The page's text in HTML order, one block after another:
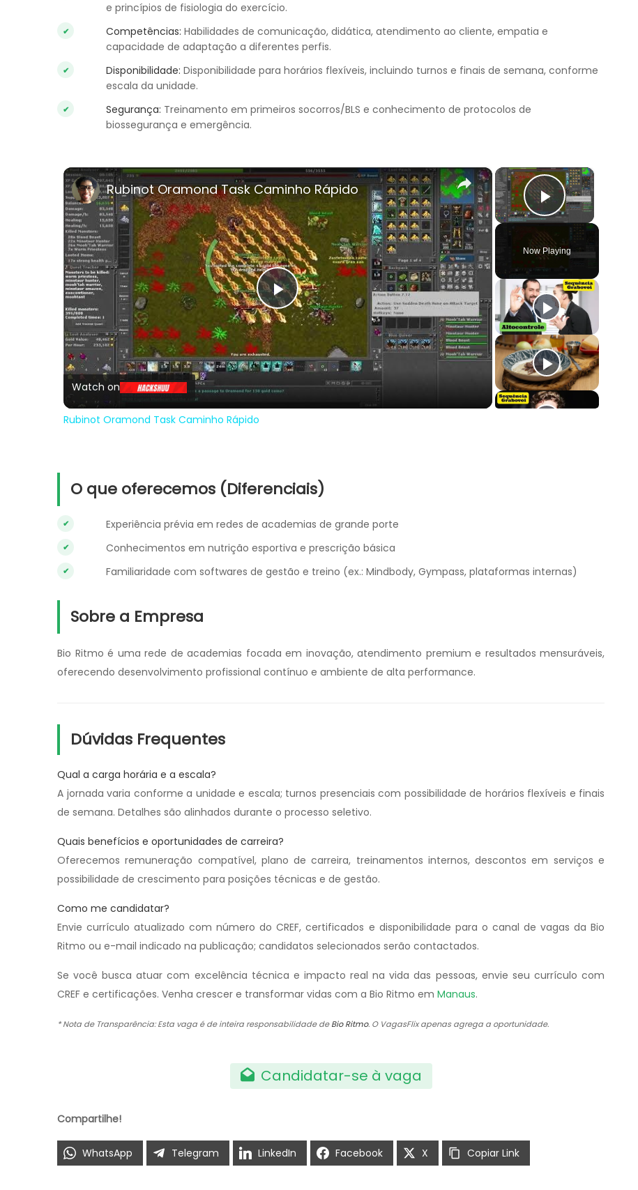
e princípios de fisiologia do exercício.
Competências: Habilidades de comunicação, didática, atendimento ao cliente, empatia e
capacidade de adaptação a diferentes perfis.
Disponibilidade: Disponibilidade para horários flexíveis, incluindo turnos e finais de semana, conforme
escala da unidade.
Segurança: Treinamento em primeiros socorros/BLS e conhecimento de protocolos de
biossegurança e emergência.
×
Play Video
Now Playing
×
Play
Video
Rubinot Oramond Task Caminho Rápido
Watch on
Rubinot Oramond Task Caminho Rápido
O que oferecemos (Diferenciais)
Experiência prévia em redes de academias de grande porte
Conhecimentos em nutrição esportiva e prescrição básica
Familiaridade com softwares de gestão e treino (ex.: Mindbody, Gympass, plataformas internas)
Sobre a Empresa
Bio Ritmo é uma rede de academias focada em inovação, atendimento premium e resultados mensuráveis,
oferecendo desenvolvimento profissional contínuo e ambiente de alta performance.
Dúvidas Frequentes
Qual a carga horária e a escala?
A jornada varia conforme a unidade e escala; turnos presenciais com possibilidade de horários flexíveis e finais
de semana. Detalhes são alinhados durante o processo seletivo.
Quais benefícios e oportunidades de carreira?
Oferecemos remuneração compatível, plano de carreira, treinamentos internos, descontos em serviços e
possibilidade de crescimento para posições técnicas e de gestão.
Como me candidatar?
Envie currículo atualizado com número do CREF, certificados e disponibilidade para o canal de vagas da Bio
Ritmo ou e-mail indicado na publicação; candidatos selecionados serão contactados.
Se você busca atuar com excelência técnica e impacto real na vida das pessoas, envie seu currículo com
CREF e certificações. Venha crescer e transformar vidas com a Bio Ritmo em Manaus.
* Nota de Transparência: Esta vaga é de inteira responsabilidade deBio Ritmo. O VagasFlix apenas agrega a oportunidade.
Candidatar-se à vaga
Compartilhe!
WhatsApp Telegram LinkedIn Facebook X Copiar Link